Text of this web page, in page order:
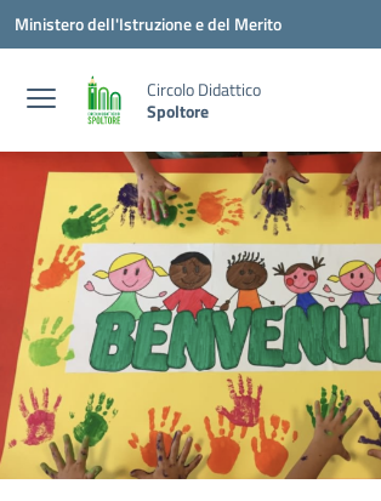
Vai ai contenuti
Vai al menu di navigazione
Vai al footer
Ministero dell'Istruzione e del Merito
Circolo Didattico
Spoltore